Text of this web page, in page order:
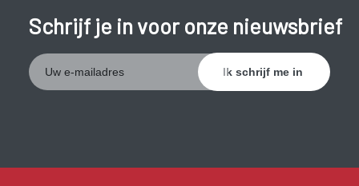
Schrijf je in voor onze nieuwsbrief